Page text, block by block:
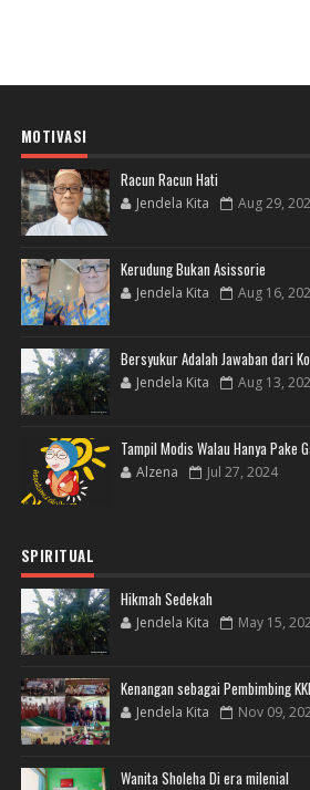
MOTIVASI
Racun Racun Hati
Jendela Kita Aug 29,
Kerudung Bukan Asissorie
Jendela Kita Aug 16,
Bersyukur Adalah Jawaban dari
Jendela Kita Aug 13,
Tampil Modis Walau Hanya Pake
Alzena Jul 27, 2024
SPIRITUAL
Hikmah Sedekah
Jendela Kita May 15,
Kenangan sebagai Pembimbing
Jendela Kita Nov 09,
Wanita Sholeha Di era milenial